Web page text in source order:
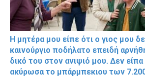
Η μητέρα μου είπε ότι ο γιος μου
καινούργιο ποδήλατο επειδή
δικό του στον ανιψιό μου. Δεν
ακύρωσα το μπάρμπεκιου των